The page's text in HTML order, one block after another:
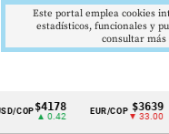
Cintillo
COP$4178
▲ 0.42
EUR/COP $3639
▼ 33.00
Este portal emplea cookies
estadísticos, funcionales y
consultar